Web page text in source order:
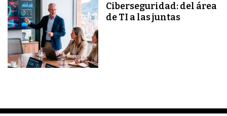
Ciberseguridad: del área
de TI a las juntas